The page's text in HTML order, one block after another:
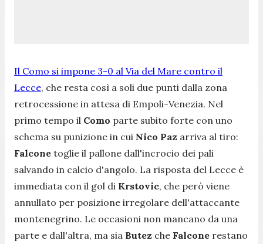
Il Como si impone 3-0 al Via del Mare contro il
Lecce, che resta così a soli due punti dalla zona
retrocessione in attesa di Empoli-Venezia. Nel
primo tempo il Como parte subito forte con uno
schema su punizione in cui Nico Paz arriva al tiro:
Falcone toglie il pallone dall'incrocio dei pali
salvando in calcio d'angolo. La risposta del Lecce è
immediata con il gol di Krstovic, che però viene
annullato per posizione irregolare dell'attaccante
montenegrino. Le occasioni non mancano da una
parte e dall'altra, ma sia Butez che Falcone restano